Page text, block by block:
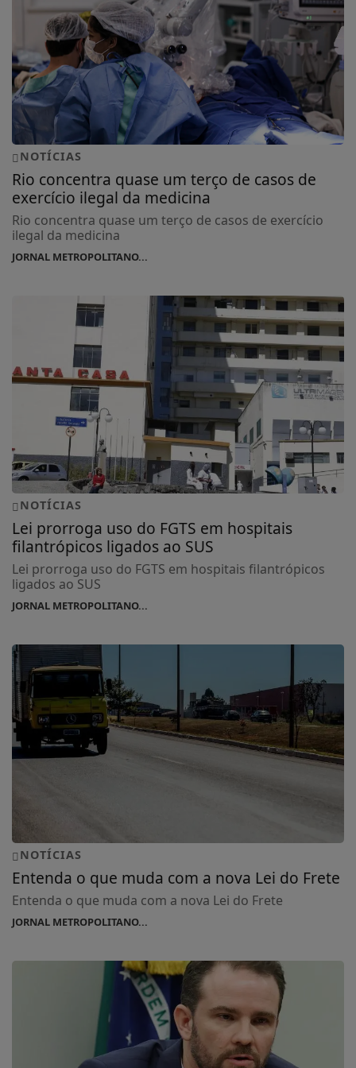
NOTÍCIAS
Rio concentra quase um terço de casos de
exercício ilegal da medicina
Rio concentra quase um terço de casos de exercício
ilegal da medicina
JORNAL METROPOLITANO...
NOTÍCIAS
Lei prorroga uso do FGTS em hospitais
filantrópicos ligados ao SUS
Lei prorroga uso do FGTS em hospitais filantrópicos
ligados ao SUS
JORNAL METROPOLITANO...
NOTÍCIAS
Entenda o que muda com a nova Lei do Frete
Entenda o que muda com a nova Lei do Frete
JORNAL METROPOLITANO...